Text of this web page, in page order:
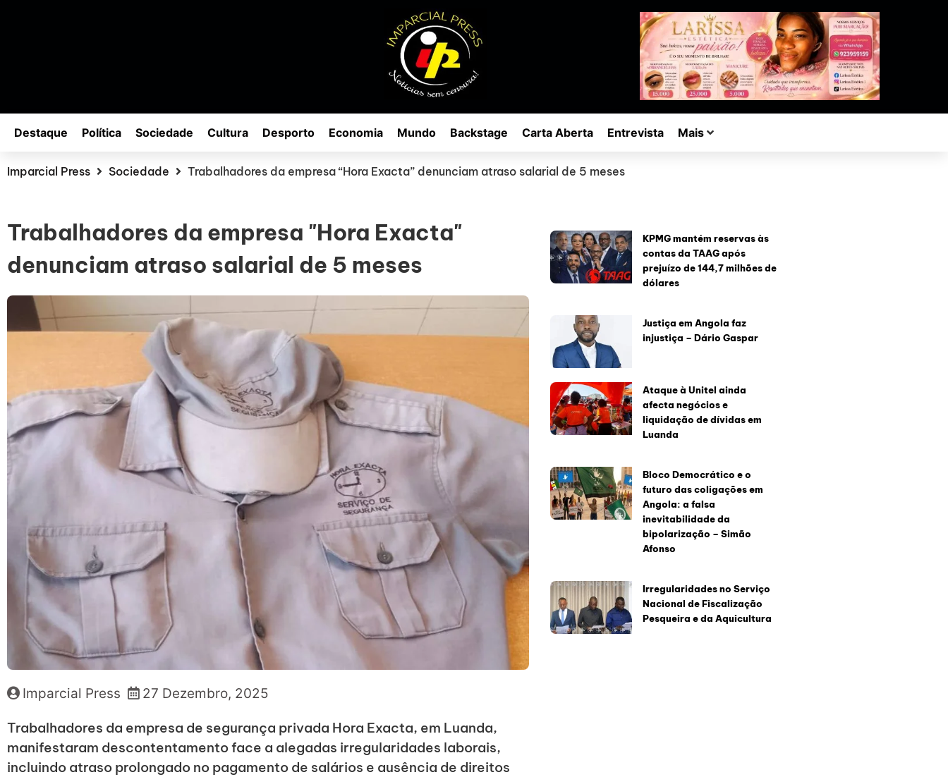
Destaque Política Sociedade Cultura Desporto Economia Mundo Backstage Carta Aberta Entrevista Mais
Imparcial Press Sociedade Trabalhadores da empresa “Hora Exacta” denunciam atraso salarial de 5 meses
Trabalhadores da empresa "Hora Exacta"
denunciam atraso salarial de 5 meses
Imparcial Press 27 Dezembro, 2025
Trabalhadores da empresa de segurança privada Hora Exacta, em Luanda,
manifestaram descontentamento face a alegadas irregularidades laborais,
incluindo atraso prolongado no pagamento de salários e ausência de direitos
KPMG mantém reservas às
contas da TAAG após
prejuízo de 144,7 milhões de
dólares
Justiça em Angola faz
injustiça – Dário Gaspar
Ataque à Unitel ainda
afecta negócios e
liquidação de dívidas em
Luanda
Bloco Democrático e o
futuro das coligações em
Angola: a falsa
inevitabilidade da
bipolarização – Simão
Afonso
Irregularidades no Serviço
Nacional de Fiscalização
Pesqueira e da Aquicultura